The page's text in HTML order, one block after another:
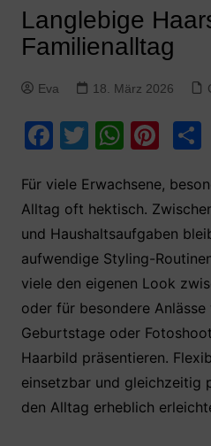
Langlebige
Familienalltag
Eva 18. März 2026
F
c
e
b
o
o
k
T
itt
er
W
at
s
A
p
p
Pi
er
e
st
T
Für viele Erwachsene,
Alltag oft hektisch.
und Haushaltsaufgaben
aufwendige Styling-
viele den eigenen Look
oder für besondere Anlässe
Geburtstage oder
Haarbild präsentieren.
einsetzbar und gleichzeitig
den Alltag erheblich